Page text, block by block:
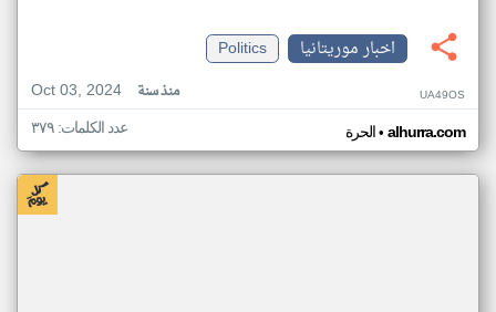
اخبار موريتانيا
Politics
Oct 03, 2024
منذ سنة UA49OS
الحرة• alhurra.com عدد الكلمات: ٣٧٩